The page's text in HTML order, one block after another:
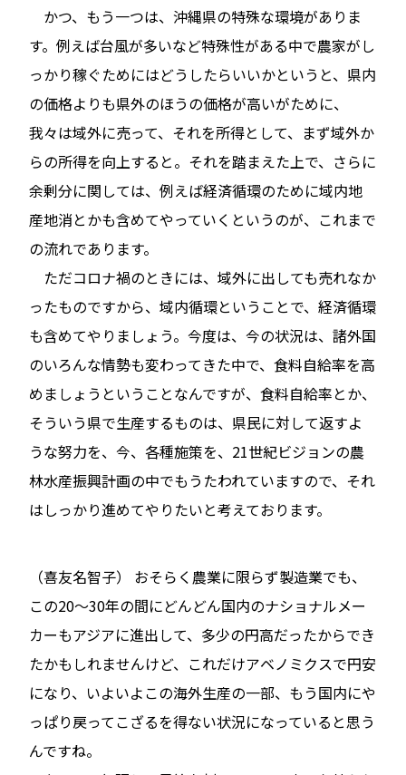
かつ、もう一つは、沖縄県の特殊な環境がありま
す。例えば台風が多いなど特殊性がある中で農家がし
っかり稼ぐためにはどうしたらいいかというと、県内
の価格よりも県外のほうの価格が高いがために、
我々は域外に売って、それを所得として、まず域外か
らの所得を向上すると。それを踏まえた上で、さらに
余剰分に関しては、例えば経済循環のために域内地
産地消とかも含めてやっていくというのが、これまで
の流れであります。
ただコロナ禍のときには、域外に出しても売れなか
ったものですから、域内循環ということで、経済循環
も含めてやりましょう。今度は、今の状況は、諸外国
のいろんな情勢も変わってきた中で、食料自給率を高
めましょうということなんですが、食料自給率とか、
そういう県で生産するものは、県民に対して返すよ
うな努力を、今、各種施策を、21世紀ビジョンの農
林水産振興計画の中でもうたわれていますので、それ
はしっかり進めてやりたいと考えております。
（喜友名智子） おそらく農業に限らず製造業でも、
この20〜30年の間にどんどん国内のナショナルメー
カーもアジアに進出して、多少の円高だったからでき
たかもしれませんけど、これだけアベノミクスで円安
になり、いよいよこの海外生産の一部、もう国内にや
っぱり戻ってこざるを得ない状況になっていると思う
んですね。